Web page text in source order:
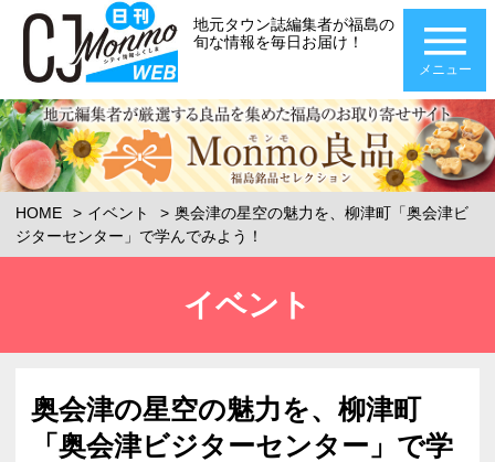
地元タウン誌編集者が福島の
旬な情報を毎日お届け！
メニュー
HOME イベント
奥会津の星空の魅力を、柳津町「奥会津ビ
ジターセンター」で学んでみよう！
イベント
奥会津の星空の魅力を、柳津町
「奥会津ビジターセンター」で学